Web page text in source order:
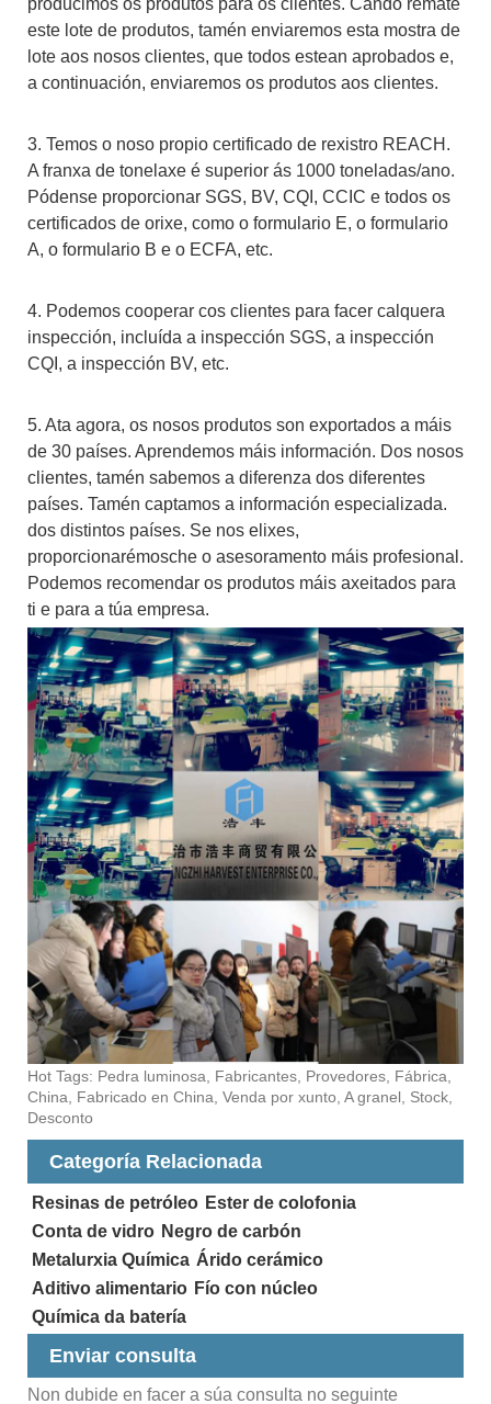
este lote de produtos, tamén enviaremos esta mostra de
lote aos nosos clientes, que todos estean aprobados e,
a continuación, enviaremos os produtos aos clientes.
3. Temos o noso propio certificado de rexistro REACH.
A franxa de tonelaxe é superior ás 1000 toneladas/ano.
Pódense proporcionar SGS, BV, CQI, CCIC e todos os
certificados de orixe, como o formulario E, o formulario
A, o formulario B e o ECFA, etc.
4. Podemos cooperar cos clientes para facer calquera
inspección, incluída a inspección SGS, a inspección
CQI, a inspección BV, etc.
5. Ata agora, os nosos produtos son exportados a máis
de 30 países. Aprendemos máis información. Dos nosos
clientes, tamén sabemos a diferenza dos diferentes
países. Tamén captamos a información especializada.
dos distintos países. Se nos elixes,
proporcionarémosche o asesoramento máis profesional.
Podemos recomendar os produtos máis axeitados para
ti e para a túa empresa.
Hot Tags: Pedra luminosa, Fabricantes, Provedores, Fábrica,
China, Fabricado en China, Venda por xunto, A granel, Stock,
Desconto
Categoría Relacionada
Resinas de petróleo Ester de colofonia
Conta de vidro Negro de carbón
Metalurxia Química Árido cerámico
Aditivo alimentario Fío con núcleo
Química da batería
Enviar consulta
Non dubide en facer a súa consulta no seguinte